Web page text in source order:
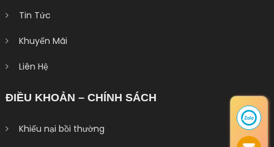
Tin Tức
Khuyến Mãi
Liên Hệ
ĐIỀU KHOẢN – CHÍNH SÁCH
Khiếu nại bồi thường